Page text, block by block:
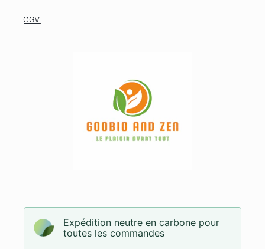
CGV
Expédition neutre en carbone pour
toutes les commandes